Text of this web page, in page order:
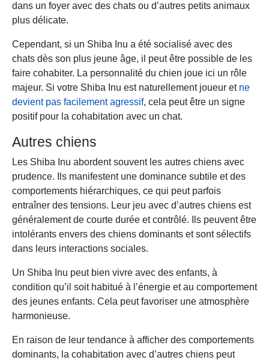
dans un foyer avec des chats ou d’autres petits animaux
plus délicate.
Cependant, si un Shiba Inu a été socialisé avec des
chats dès son plus jeune âge, il peut être possible de les
faire cohabiter. La personnalité du chien joue ici un rôle
majeur. Si votre Shiba Inu est naturellement joueur et ne
devient pas facilement agressif, cela peut être un signe
positif pour la cohabitation avec un chat.
Autres chiens
Les Shiba Inu abordent souvent les autres chiens avec
prudence. Ils manifestent une dominance subtile et des
comportements hiérarchiques, ce qui peut parfois
entraîner des tensions. Leur jeu avec d’autres chiens est
généralement de courte durée et contrôlé. Ils peuvent être
intolérants envers des chiens dominants et sont sélectifs
dans leurs interactions sociales.
Un Shiba Inu peut bien vivre avec des enfants, à
condition qu’il soit habitué à l’énergie et au comportement
des jeunes enfants. Cela peut favoriser une atmosphère
harmonieuse.
En raison de leur tendance à afficher des comportements
dominants, la cohabitation avec d’autres chiens peut